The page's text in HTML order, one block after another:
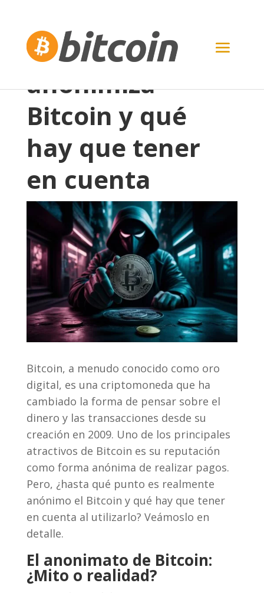
Cómo se
anonimiza
Bitcoin y qué
hay que tener
en cuenta
Bitcoin, a menudo conocido como oro
digital, es una criptomoneda que ha
cambiado la forma de pensar sobre el
dinero y las transacciones desde su
creación en 2009. Uno de los principales
atractivos de Bitcoin es su reputación
como forma anónima de realizar pagos.
Pero, ¿hasta qué punto es realmente
anónimo el Bitcoin y qué hay que tener
en cuenta al utilizarlo? Veámoslo en
detalle.
El anonimato de Bitcoin:
¿Mito o realidad?